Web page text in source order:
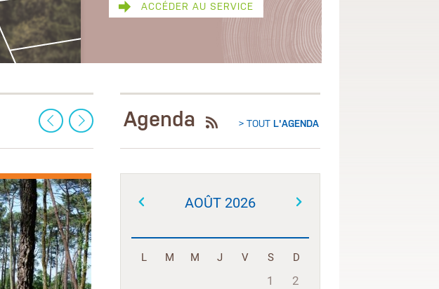
ACCÉDER AU SERVICE
Agenda > TOUT L'AGENDA
AOÛT 2026
L M M J V S D
1
2